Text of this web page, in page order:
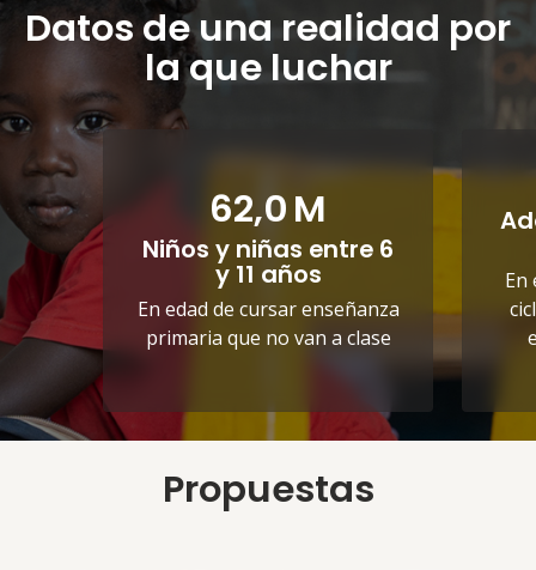
Datos de una realidad por
la que luchar
62,0M
Niños y niñas entre 6
y 11 años
En edad de cursar enseñanza
primaria que no van a clase
En
Propuestas